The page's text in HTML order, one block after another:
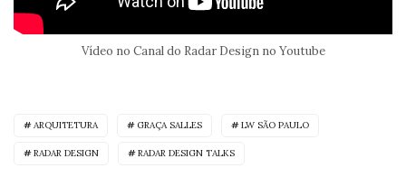
Vídeo no Canal do Radar Design no Youtube
ARQUITETURA GRAÇA SALLES LW SÃO PAULO
RADAR DESIGN RADAR DESIGN TALKS